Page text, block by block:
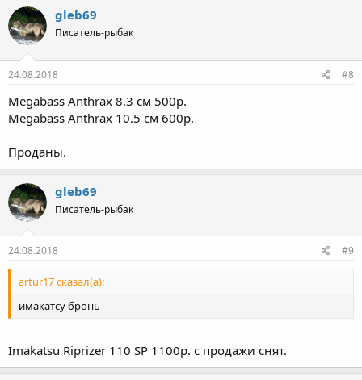
gleb69
Писатель-рыбак
24.08.2018 #8
Megabass Anthrax 8.3 см 500р.
Megabass Anthrax 10.5 см 600р.
Проданы.
gleb69
Писатель-рыбак
24.08.2018 #9
artur17 сказал(а):
имакатсу бронь
Imakatsu Riprizer 110 SP 1100р. с продажи снят.